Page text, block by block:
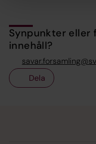
Synpunkter eller
innehåll?
Dela